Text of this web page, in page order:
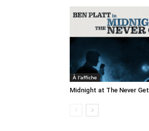
À l'affiche
Midnight at The Never Get